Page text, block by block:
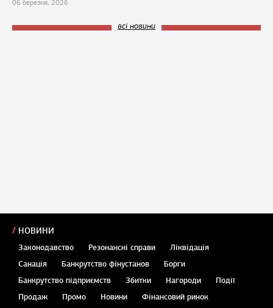
06 березня, 2026
всі новини
НОВИНИ
Законодавство Резонансні справи
Ліквідація
Санація
Банкрутство фінустанов
Борги
Банкрутство підприємств
Збитки Нагороди
Події
Продаж
Промо Новини Фінансовий ринок